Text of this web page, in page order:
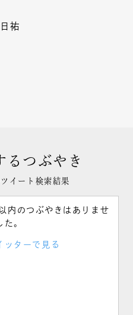
祐
るつぶやき
イート検索結果
内のつぶやきはありませ
た。
ッターで見る